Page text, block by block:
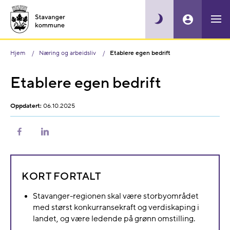
Hjem Næring og arbeidsliv Etablere egen bedrift
Etablere egen bedrift
Oppdatert: 06.10.2025
Del
Del
KORT FORTALT
Stavanger-regionen skal være storbyområdet
med størst konkurransekraft og verdiskaping i
landet, og være ledende på grønn omstilling.